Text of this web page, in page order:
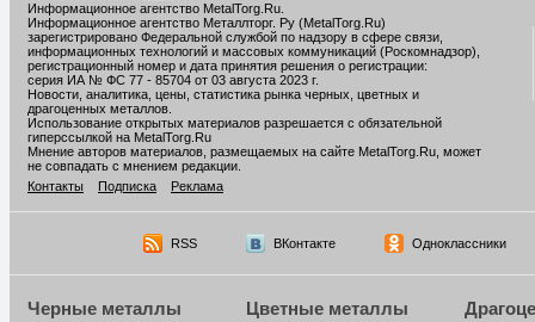
Информационное агентство MetalTorg.Ru
Информационное агентство Металлторг. Ру (MetalTorg.Ru)
зарегистрировано Федеральной службой по надзору в сфере связи,
информационных технологий и массовых коммуникаций (Роскомнадзор),
регистрационный номер и дата принятия решения о регистрации:
серия ИА № ФС 77 - 85704 от 03 августа 2023 г.
Новости, аналитика, цены, статистика рынка черных, цветных и
драгоценных металлов.
Использование открытых материалов разрешается с обязательной
гиперссылкой на MetalTorg.Ru
Мнение авторов материалов, размещаемых на сайте MetalTorg.Ru, может
не совпадать с мнением редакции.
Контакты
Подписка Реклама
RSS ВКонтакте Одноклассники
Черные металлы Цветные металлы